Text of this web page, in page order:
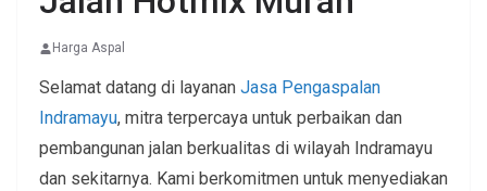
Harga Aspal
Selamat datang di layanan Jasa Pengaspalan
Indramayu, mitra terpercaya untuk perbaikan dan
pembangunan jalan berkualitas di wilayah Indramayu
dan sekitarnya. Kami berkomitmen untuk menyediakan